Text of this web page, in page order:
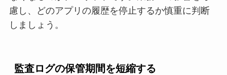
慮し、どのアプリの履歴を停止するか慎重に判断
しましょう。
監査ログの保管期間を短縮する